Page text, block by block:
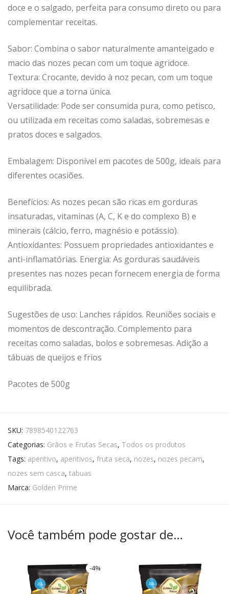
doce e o salgado, perfeita para consumo direto ou para
complementar receitas.
Sabor: Combina o sabor naturalmente amanteigado e
macio das nozes pecan com um toque agridoce.
Textura: Crocante, devido à noz pecan, com um toque
agridoce que a torna única.
Versatilidade: Pode ser consumida pura, como petisco,
ou utilizada em receitas como saladas, sobremesas e
pratos doces e salgados.
Embalagem: Disponível em pacotes de 500g, ideais para
diferentes ocasiões.
Benefícios: As nozes pecan são ricas em gorduras
insaturadas, vitaminas (A, C, K e do complexo B) e
minerais (cálcio, ferro, magnésio e potássio).
Antioxidantes: Possuem propriedades antioxidantes e
anti-inflamatórias. Energia: As gorduras saudáveis
presentes nas nozes pecan fornecem energia de forma
equilibrada.
Sugestões de uso: Lanches rápidos. Reuniões sociais e
momentos de descontração. Complemento para
receitas como saladas, bolos e sobremesas. Adição a
tábuas de queijos e frios
Pacotes de 500g
SKU: 7898540122763
Categorias: Grãos e Frutas Secas, Todos os produtos
Tags: aperitivo, aperitivos, fruta seca, nozes, nozes pecam,
nozes sem casca, tabuas
Marca: Golden Prime
Você também pode gostar de…
-4%